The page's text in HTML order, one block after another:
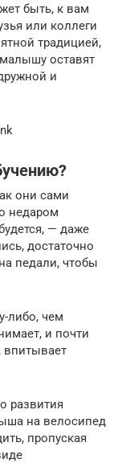
быть, к вам
или коллеги
традицией,
оставят
и
они сами
недаром
— даже
достаточно
педали, чтобы
либо, чем
и почти
впитывает
развития
на велосипед
пропуская